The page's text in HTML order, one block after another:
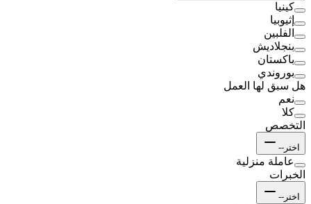
كينيا
إثيوبيا
الفلبين
بنجلاديش
باكستان
بوروندي
هل سبق لها العمل
نعم
كلا
التخصص
اختر--
عاملة منزلية
الخبرات
اختر--